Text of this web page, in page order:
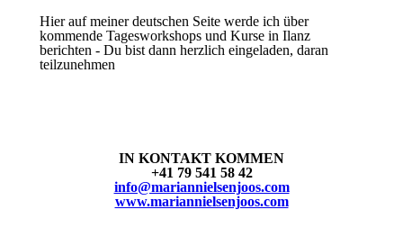
Hier auf meiner deutschen Seite werde ich über
kommende Tagesworkshops und Kurse in Ilanz
berichten - Du bist dann herzlich eingeladen, daran
teilzunehmen
IN KONTAKT KOMMEN
+41 79 541 58 42
info@mariannielsenjoos.com
www.mariannielsenjoos.com